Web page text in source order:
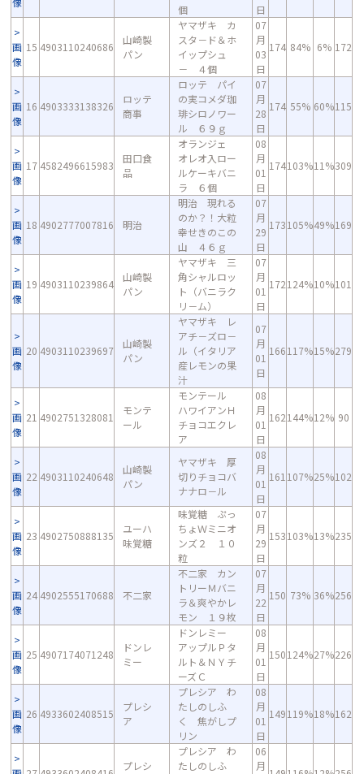
個
日
画
像
15 4903110240686
山崎製
パン
ヤマザキ カ
スタ－ド＆ホ
イップシュ
－ ４個
07
月
03
日
174 84% 6% 172
画
像
16 4903333138326
ロッテ
商事
ロッテ パイ
の実コメダ珈
琲シロノワー
ル ６９ｇ
07
月
28
日
174 55% 60%115
画
像
17 4582496615983
田口食
品
オランジェ
オレオ入ロー
ルケーキバニ
ラ ６個
08
月
01
日
174103%11%309
画
像
18 4902777007816 明治
明治 現れる
のか？！大粒
幸せきのこの
山 ４６ｇ
07
月
29
日
173105%49%169
画
像
19 4903110239864
山崎製
パン
ヤマザキ 三
角シャルロッ
ト（バニラク
リ－ム）
07
月
01
日
172124%10%101
画
像
20 4903110239697
山崎製
パン
ヤマザキ レ
アチ－ズロ－
ル（イタリア
産レモンの果
汁
07
月
01
日
166117%15%279
画
像
21 4902751328081
モンテ
ール
モンテール
ハワイアンＨ
チョコエクレ
ア
08
月
01
日
162144%12% 90
画
像
22 4903110240648
山崎製
パン
ヤマザキ 厚
切りチョコバ
ナナロ－ル
08
月
01
日
161 107%25%102
画
像
23 4902750888135
ユーハ
味覚糖
味覚糖 ぷっ
ちょＷミニオ
ンズ２ １０
粒
07
月
29
日
153103%13%235
画
像
24 4902555170688 不二家
不二家 カン
トリーＭバニ
ラ＆爽やかレ
モン １９枚
07
月
22
日
150 73% 36%256
画
像
25 4907174071248
ドンレ
ミー
ドンレミー
アップルＰタ
ルト＆ＮＹチ
ーズＣ
08
月
01
日
150124%27%226
画
像
26 4933602408515
プレシ
ア
プレシア わ
たしのしふ
く 焦がしプ
リン
08
月
01
日
149119%18%162
プレシ
プレシア わ
たしのしふ
06
月